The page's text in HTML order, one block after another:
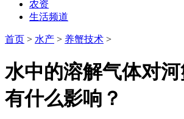
农资
生活频道
首页 > 水产 > 养蟹技术 >
水中的溶解气体对
有什么影响？